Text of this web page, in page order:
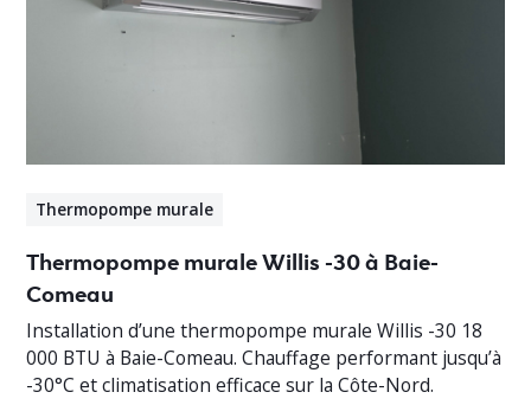
Thermopompe murale
Thermopompe murale Willis -30 à Baie-
Comeau
Installation d’une thermopompe murale Willis -30 18
000 BTU à Baie-Comeau. Chauffage performant jusqu’à
-30°C et climatisation efficace sur la Côte-Nord.